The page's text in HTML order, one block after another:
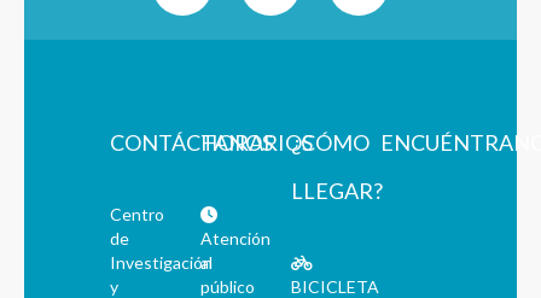
CONTÁCTANOS
Centro
de
Investigación
y
HORARIOS
Atención
al
público
¿CÓMO
LLEGAR?
BICICLETA